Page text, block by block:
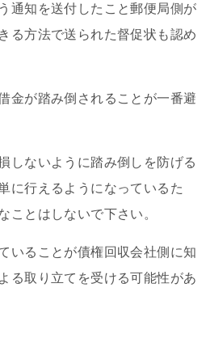
通知を送付したこと郵便局側が
る方法で送られた督促状も認め
金が踏み倒されることが一番避
しないように踏み倒しを防げる
に行えるようになっているた
ことはしないで下さい。
いることが債権回収会社側に知
る取り立てを受ける可能性があ